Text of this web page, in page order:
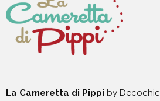
La Cameretta di Pippi by Decochic